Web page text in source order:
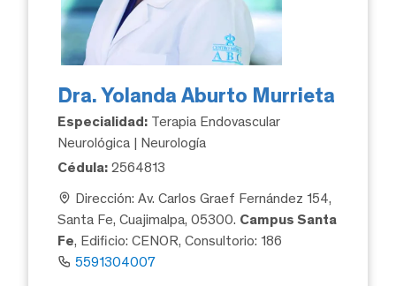
Dra. Yolanda Aburto Murrieta
Especialidad: Terapia Endovascular
Neurológica | Neurología
Cédula: 2564813
Dirección: Av. Carlos Graef Fernández 154,
Santa Fe, Cuajimalpa, 05300. Campus Santa
Fe, Edificio: CENOR, Consultorio: 186
5591304007